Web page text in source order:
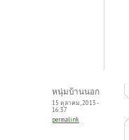
หนุ่มบ้านนอก
15 ตุลาคม, 2013 -
16:37
permalink